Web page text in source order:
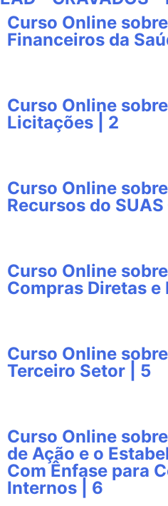
Curso Online
Financeiros da
Curso Online
Licitações | 2
Curso Online
Recursos do
Curso Online
Compras Diretas
Curso Online
Terceiro Setor | 5
Curso Online
de Ação e o
Com Ênfase para
Internos | 6